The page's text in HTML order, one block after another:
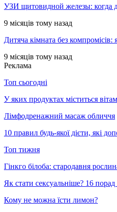
УЗИ щитовидной железы: когда
9 місяців тому назад
Дитяча кімната без
9 місяців тому назад
Реклама
Топ сьогодні
У яких продуктах міститься
Лімфодренажний масаж обличчя
10 правил будь-якої дієти, які
Топ тижня
Гінкго білоба: стародавня
Як стати сексуальніше? 16 порад
Кому не можна їсти лимон?